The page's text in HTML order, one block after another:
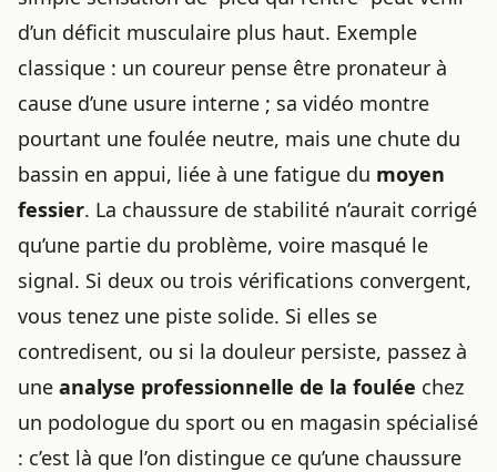
d’un déficit musculaire plus haut. Exemple
classique : un coureur pense être pronateur à
cause d’une usure interne ; sa vidéo montre
pourtant une foulée neutre, mais une chute du
bassin en appui, liée à une fatigue du moyen
fessier. La chaussure de stabilité n’aurait corrigé
qu’une partie du problème, voire masqué le
signal. Si deux ou trois vérifications convergent,
vous tenez une piste solide. Si elles se
contredisent, ou si la douleur persiste, passez à
une analyse professionnelle de la foulée chez
un podologue du sport ou en magasin spécialisé
: c’est là que l’on distingue ce qu’une chaussure